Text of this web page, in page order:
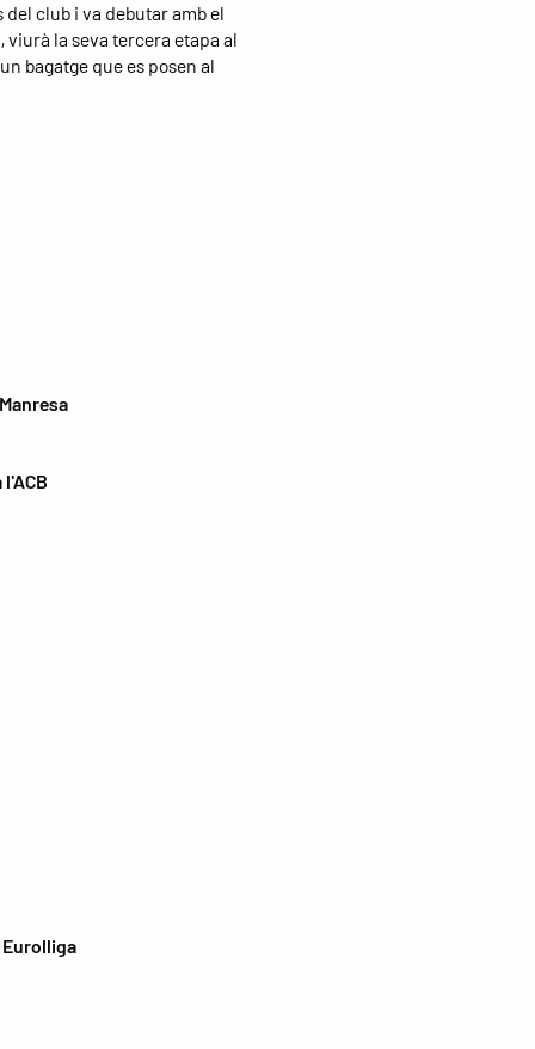
club i va debutar amb el
viurà la seva tercera etapa al
bagatge que es posen al
Eurolliga